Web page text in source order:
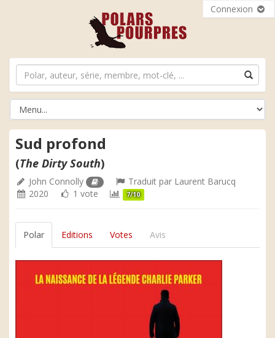
Connexion
Sud profond
(The Dirty South)
John Connolly Traduit par Laurent Barucq
2020
1 vote 7/10
Polar Editions Votes Avis